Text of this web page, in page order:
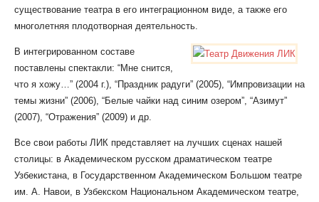
существование театра в его интеграционном виде, а также его
многолетняя плодотворная деятельность.
В интегрированном составе
поставлены спектакли: “Мне снится,
что я хожу…” (2004 г.), “Праздник радуги” (2005), “Импровизации на
темы жизни” (2006), “Белые чайки над синим озером”, “Азимут”
(2007), “Отражения” (2009) и др.
Все свои работы ЛИК представляет на лучших сценах нашей
столицы: в Академическом русском драматическом театре
Узбекистана, в Государственном Академическом Большом театре
им. А. Навои, в Узбекском Национальном Академическом театре,